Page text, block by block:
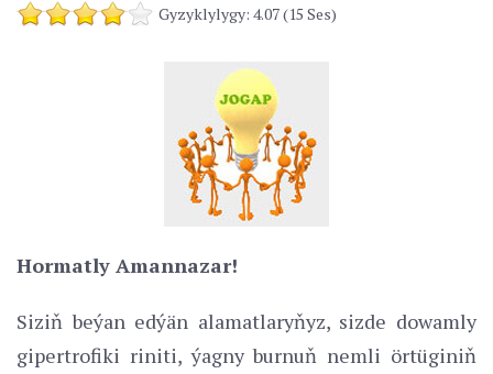
Gyzyklylygy: 4.07 (15 Ses)
Hormatly Amannazar!
Siziň beýan edýän alamatlaryňyz, sizde dowamly
gipertrofiki riniti, ýagny burnuň nemli örtüginiň